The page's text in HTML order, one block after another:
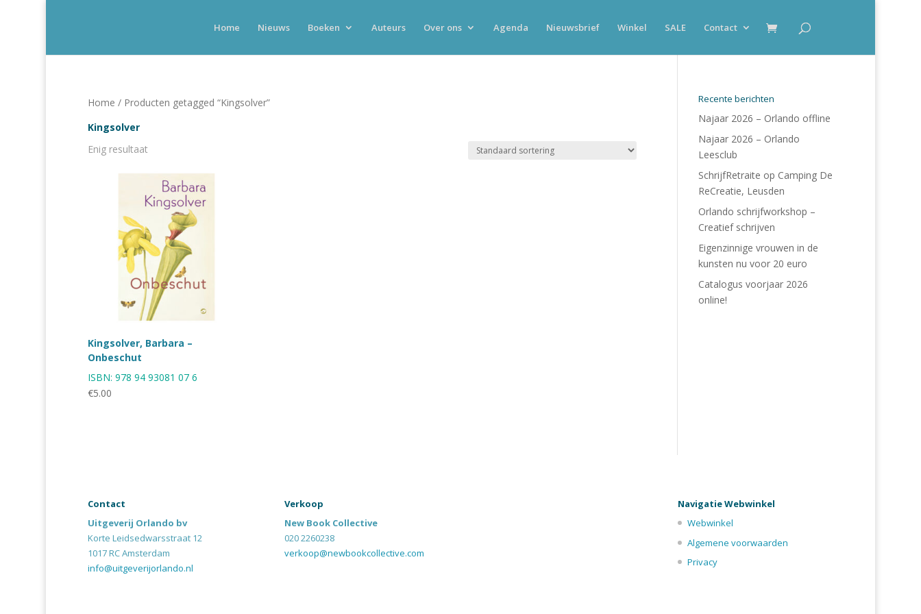
Home Nieuws Boeken Auteurs Over ons Agenda Nieuwsbrief Winkel SALE Contact
Home / Producten getagged “Kingsolver”
Kingsolver
Enig resultaat
Kingsolver, Barbara –
Onbeschut
ISBN: 978 94 93081 07 6
€5.00
Recente berichten
Najaar 2026 – Orlando offline
Najaar 2026 – Orlando
Leesclub
SchrijfRetraite op Camping De
ReCreatie, Leusden
Orlando schrijfworkshop –
Creatief schrijven
Eigenzinnige vrouwen in de
kunsten nu voor 20 euro
Catalogus voorjaar 2026
online!
Contact
Uitgeverij Orlando bv
Korte Leidsedwarsstraat 12
1017 RC Amsterdam
info@uitgeverijorlando.nl
Verkoop
New Book Collective
020 2260238
verkoop@newbookcollective.com
Navigatie Webwinkel
Webwinkel
Algemene voorwaarden
Privacy